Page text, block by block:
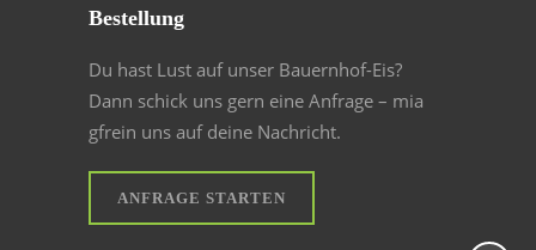
Bestellung
Du hast Lust auf unser Bauernhof-Eis?
Dann schick uns gern eine Anfrage – mia
gfrein uns auf deine Nachricht.
ANFRAGE STARTEN